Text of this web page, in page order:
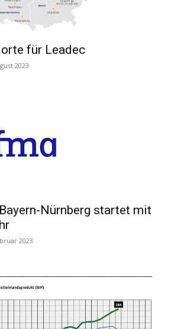
für Leadec
2023
Nürnberg startet mit
2023